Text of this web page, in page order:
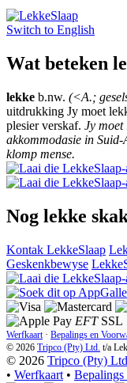
Switch to English
Wat beteken
lekke b.nw. (<A.;
uitdrukking Jy moet
plesier verskaf. Jy moet
akkommodasie in
klomp mense.
Nog lekke
Kontak LekkeSlaap
Geskenkbewyse
EFT SSL
Werfkaart · Bepalings en
© 2026 Tripco (Pty) Ltd. t/a
© 2026 Tripco (Pty)
• Werfkaart • Bepalings